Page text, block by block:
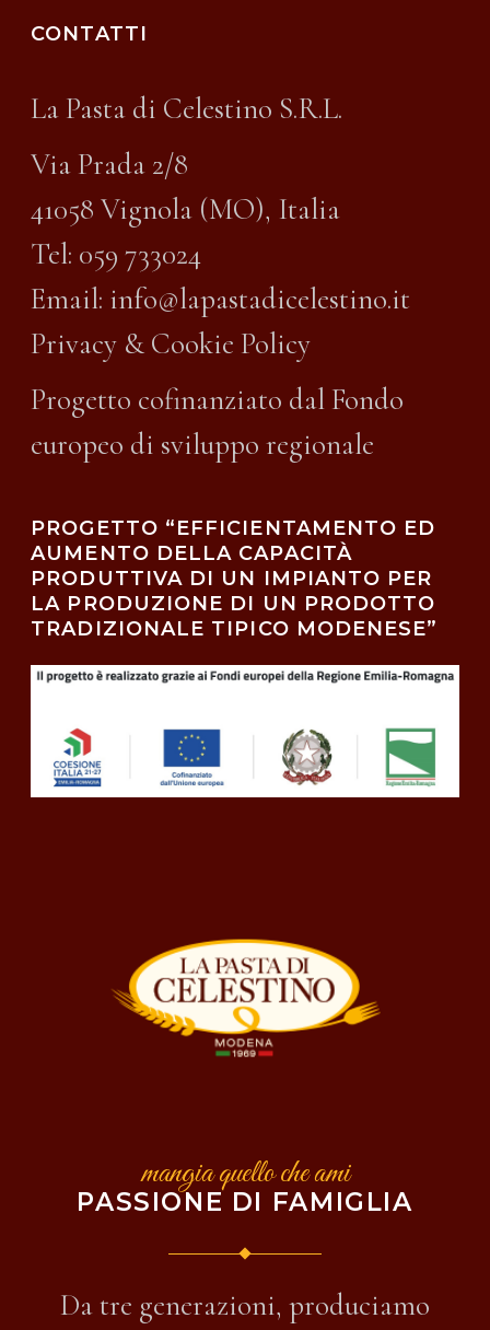
CONTATTI
La Pasta di Celestino S.R.L.
Via Prada 2/8
41058 Vignola (MO), Italia
Tel: 059 733024
Email: info@lapastadicelestino.it
Privacy & Cookie Policy
Progetto cofinanziato dal Fondo
europeo di sviluppo regionale
PROGETTO “EFFICIENTAMENTO ED
AUMENTO DELLA CAPACITÀ
PRODUTTIVA DI UN IMPIANTO PER
LA PRODUZIONE DI UN PRODOTTO
TRADIZIONALE TIPICO MODENESE”
mangia quello che ami
PASSIONE DI FAMIGLIA
Da tre generazioni, produciamo